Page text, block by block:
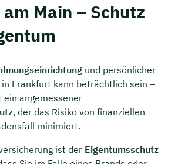
Main – Schutz
und persönlicher
Frankfurt kann beträchtlich sein –
angemessener
, der das Risiko von finanziellen
minimiert.
ist der Eigentumsschutz